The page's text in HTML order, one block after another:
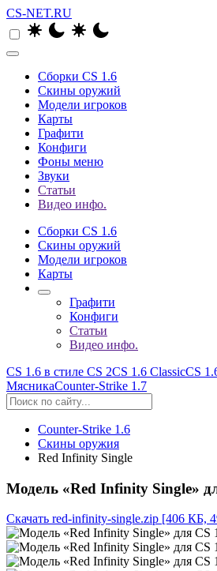
CS-NET.RU
Сборки CS 1.6
Скины оружий
Модели игроков
Карты
Графити
Конфиги
Фоны меню
Звуки
Статьи
Видео инфо.
Сборки CS 1.6
Скины оружий
Модели игроков
Карты
Графити
Конфиги
Статьи
Видео инфо.
CS 1.6 в стиле CS 2CS 1.6 ClassicCS
МясникаCounter-Strike 1.7
Counter-Strike 1.6
Скины оружия
Red Infinity Single
Модель «Red Infinity Single»
Скачать red-infinity-single.zip [406 КБ,